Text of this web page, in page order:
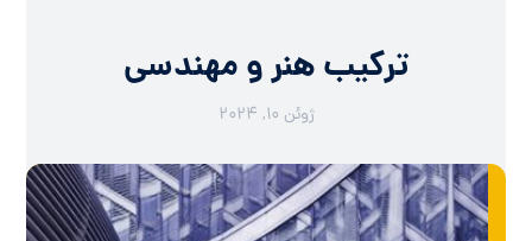
ترکیب هنر و مهندسی
ژوئن ۱۰, ۲۰۲۴